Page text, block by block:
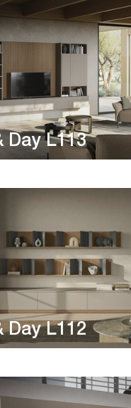
Day L113
Day L112